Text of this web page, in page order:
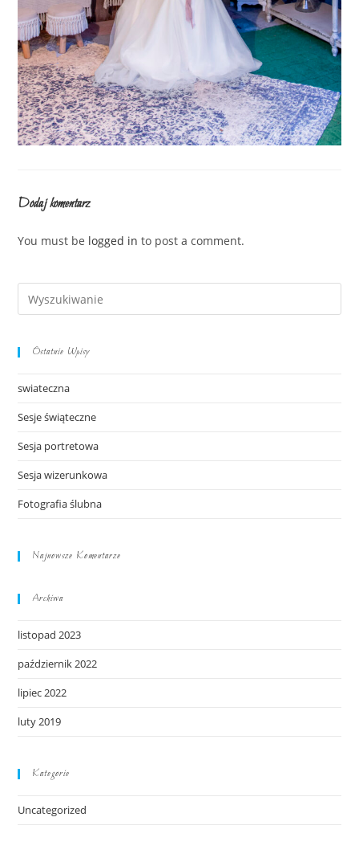
Dodaj komentarz
You must be logged in to post a comment.
Ostatnie Wpisy
swiateczna
Sesje świąteczne
Sesja portretowa
Sesja wizerunkowa
Fotografia ślubna
Najnowsze Komentarze
Archiwa
listopad 2023
październik 2022
lipiec 2022
luty 2019
Kategorie
Uncategorized